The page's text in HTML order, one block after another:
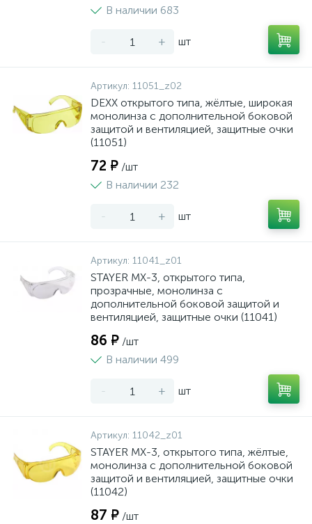
В наличии 683
- + шт
Артикул: 11051_z02
DEXX открытого типа, жёлтые, широкая
монолинза с дополнительной боковой
защитой и вентиляцией, защитные очки
(11051)
72 ₽ /шт
В наличии 232
- + шт
Артикул: 11041_z01
STAYER MX-3, открытого типа,
прозрачные, монолинза с
дополнительной боковой защитой и
вентиляцией, защитные очки (11041)
86 ₽ /шт
В наличии 499
- + шт
Артикул: 11042_z01
STAYER MX-3, открытого типа, жёлтые,
монолинза с дополнительной боковой
защитой и вентиляцией, защитные очки
(11042)
87 ₽ /шт